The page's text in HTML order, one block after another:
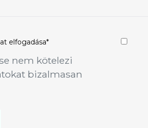
elfogadása*
nem kötelezi
bizalmasan